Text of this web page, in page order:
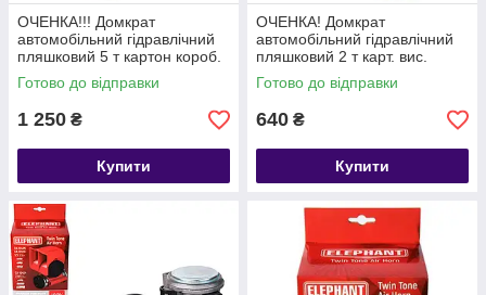
ОЧЕНКА!!! Домкрат
автомобільний гідравлічний
пляшковий 5 т картон короб.
min 216 мм — max 413 мм
4,7кг
Готово до відправки
1 250 ₴
Купити
ОЧЕНКА! Домкрат
автомобільний гідравлічний
пляшковий 2 т карт. вис.
під.148- 276 мм.Iron Hand 2,7
кг
Готово до відправки
640 ₴
Купити